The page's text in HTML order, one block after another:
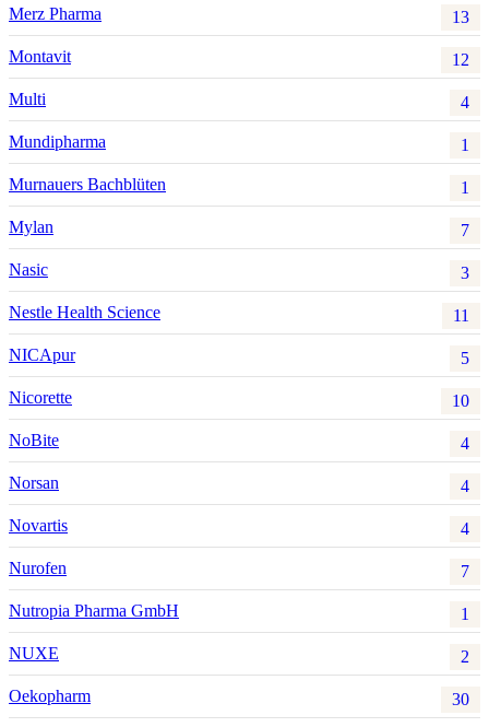
Merz Pharma 13
Montavit 12
Multi 4
Mundipharma 1
Murnauers Bachblüten 1
Mylan 7
Nasic 3
Nestle Health Science 11
NICApur 5
Nicorette 10
NoBite 4
Norsan 4
Novartis 4
Nurofen 7
Nutropia Pharma GmbH 1
NUXE 2
Oekopharm 30